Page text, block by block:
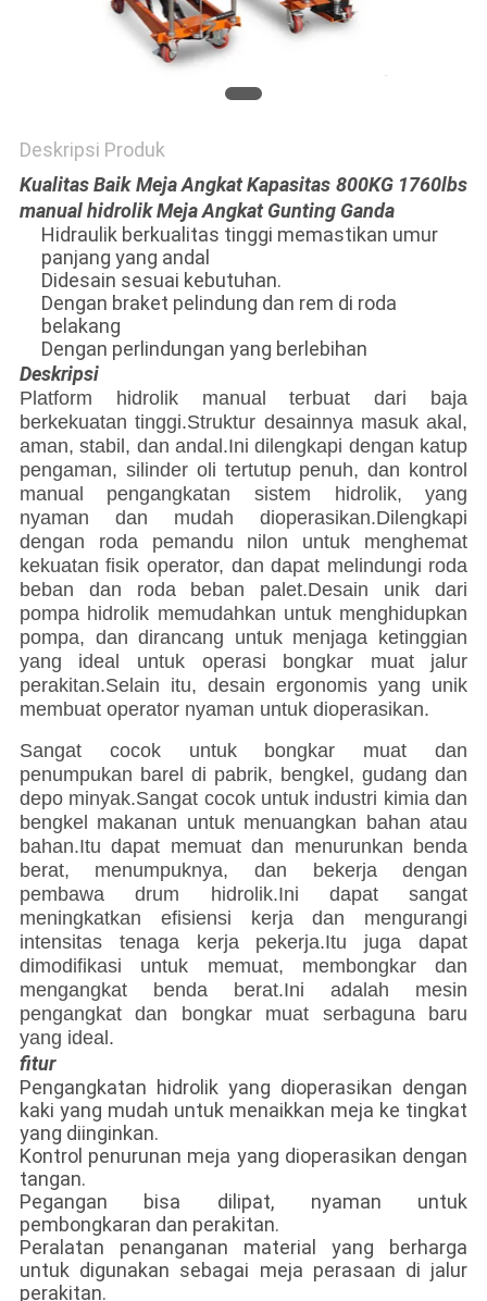
Deskripsi Produk
Kualitas Baik Meja Angkat Kapasitas 800KG 1760lbs
manual hidrolik Meja Angkat Gunting Ganda
Hidraulik berkualitas tinggi memastikan umur
panjang yang andal
Didesain sesuai kebutuhan.
Dengan braket pelindung dan rem di roda
belakang
Dengan perlindungan yang berlebihan
Deskripsi
Platform hidrolik manual terbuat dari baja
berkekuatan tinggi.Struktur desainnya masuk akal,
aman, stabil, dan andal.Ini dilengkapi dengan katup
pengaman, silinder oli tertutup penuh, dan kontrol
manual pengangkatan sistem hidrolik, yang
nyaman dan mudah dioperasikan.Dilengkapi
dengan roda pemandu nilon untuk menghemat
kekuatan fisik operator, dan dapat melindungi roda
beban dan roda beban palet.Desain unik dari
pompa hidrolik memudahkan untuk menghidupkan
pompa, dan dirancang untuk menjaga ketinggian
yang ideal untuk operasi bongkar muat jalur
perakitan.Selain itu, desain ergonomis yang unik
membuat operator nyaman untuk dioperasikan.
Sangat cocok untuk bongkar muat dan
penumpukan barel di pabrik, bengkel, gudang dan
depo minyak.Sangat cocok untuk industri kimia dan
bengkel makanan untuk menuangkan bahan atau
bahan.Itu dapat memuat dan menurunkan benda
berat, menumpuknya, dan bekerja dengan
pembawa drum hidrolik.Ini dapat sangat
meningkatkan efisiensi kerja dan mengurangi
intensitas tenaga kerja pekerja.Itu juga dapat
dimodifikasi untuk memuat, membongkar dan
mengangkat benda berat.Ini adalah mesin
pengangkat dan bongkar muat serbaguna baru
yang ideal.
fitur
Pengangkatan hidrolik yang dioperasikan dengan
kaki yang mudah untuk menaikkan meja ke tingkat
yang diinginkan.
Kontrol penurunan meja yang dioperasikan dengan
tangan.
Pegangan bisa dilipat, nyaman untuk
pembongkaran dan perakitan.
Peralatan penanganan material yang berharga
untuk digunakan sebagai meja perasaan di jalur
perakitan.